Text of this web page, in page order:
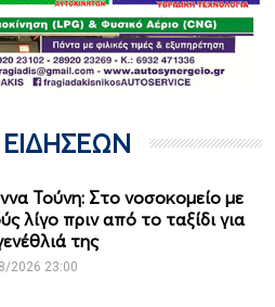
Τούνη: Στο νοσοκομείο με
λίγο πριν από το ταξίδι για
της
2026 23:00